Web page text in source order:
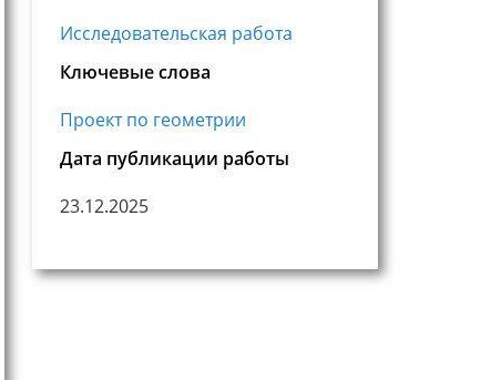
Исследовательская работа
Ключевые слова
Проект по геометрии
Дата публикации работы
23.12.2025